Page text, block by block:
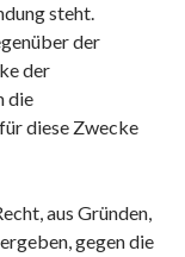
steht.
der
der
die
diese Zwecke
aus Gründen,
gegen die